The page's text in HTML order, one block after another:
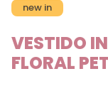
new in
VESTIDO
FLORAL